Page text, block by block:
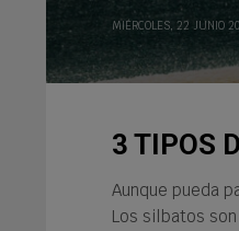
MIÉRCOLES, 22 JUNIO
3 TIPOS
Aunque pueda
Los silbatos